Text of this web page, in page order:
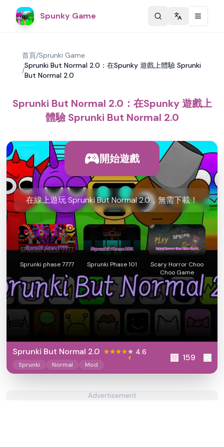
Spunky Game Change
首頁/Sprunki Game
/
Sprunki But Normal 2.0：在Spunky 遊戲上體驗 Sprunki
But Normal 2.0
Sprunki But Normal 2.0：在Spunky 遊戲上
體驗 Sprunki But Normal 2.0
開始遊戲
在線上遊玩 Sprunki But Normal 2.0，無需下載！
Sprunki phase 7777 Sprunki Phase 101
Scary Horror Choo
Choo Game
Sprunki But Normal 2.0 4.6
Sprunki Normal Mod
159
Advertisement